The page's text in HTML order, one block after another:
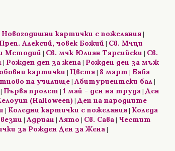
Новогодишни картички с пожелания|
Преп. Алексий, човек Божий
Св. Мчци
Методий Св. мчк Юлиан Тарсийски
Св.
| Рожден ден за жена| Рожден ден за мъж
картички Цветя| 8 март
Баба
на училище |Абитуриентски бал
Първа пролет 1 май - ден на труда| Ден
(Halloween) |Ден на народните
Коледни картички с пожелания| Коледа
|Адриан |Лято Св. Сава Честит
за Рожден Ден за Жена